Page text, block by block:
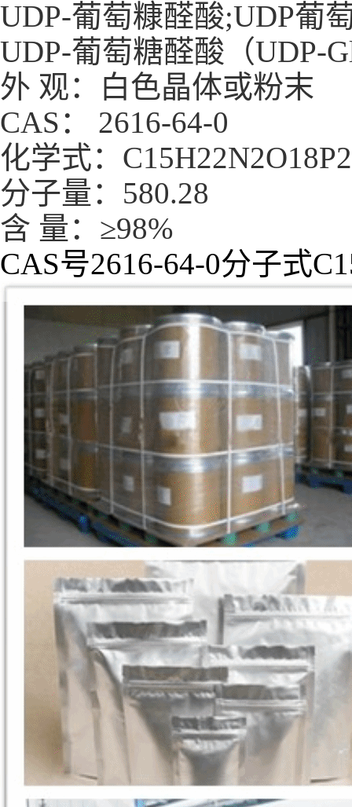
UDP-葡萄糠醛酸;UDP葡
UDP-葡萄糖醛酸（UDP-
外 观：白色晶体或粉末
CAS： 2616-64-0
化学式：C15H22N2O18P2
分子量：580.28
含 量：≥98%
CAS号2616-64-0分子式